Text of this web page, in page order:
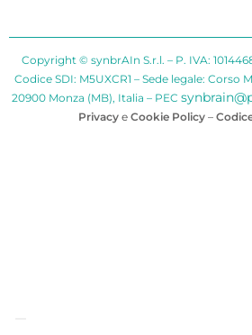
Copyright © synbrAIn S.r.l. – P. IVA:
Codice SDI: M5UXCR1 – Sede legale: Corso
20900 Monza (MB), Italia – PEC
Privacy e Cookie Policy –